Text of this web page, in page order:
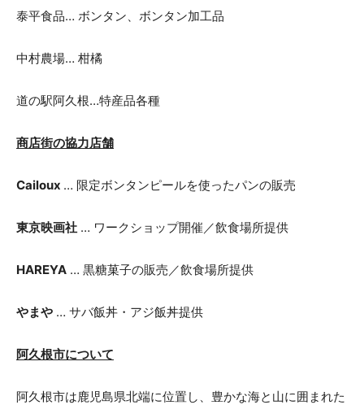
泰平食品… ボンタン、ボンタン加工品
中村農場… 柑橘
道の駅阿久根…特産品各種
商店街の協力店舗
Cailoux … 限定ボンタンピールを使ったパンの販売
東京映画社 … ワークショップ開催／飲食場所提供
HAREYA … 黒糖菓子の販売／飲食場所提供
やまや … サバ飯丼・アジ飯丼提供
阿久根市について
阿久根市は鹿児島県北端に位置し、豊かな海と山に囲まれた